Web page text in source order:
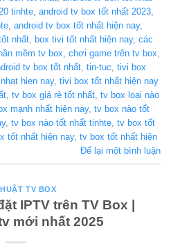
tinhte android tv box tốt nhất 2023
android tv box tốt nhất hiện nay,
nhất box tivi tốt nhất hiện nay, các
mềm tv box chơi game trên tv box
tv box tốt nhất tin-tuc tivi box
hien nay, tivi box tốt nhất hiện nay
tv box giá rẻ tốt nhất tv box loại nào
mạnh nhất hiện nay, tv box nào tốt
, tv box nào tốt nhất tinhte tv box tốt
tốt nhất hiện nay, tv box tốt nhất hiện
Để lại một bình luận
TV BOX
IPTV trên TV Box |
mới nhất 2025